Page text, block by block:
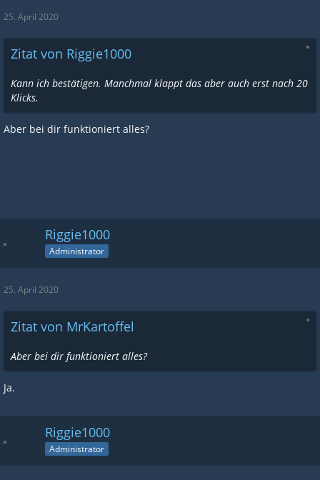
25. April 2020
Zitat von Riggie1000
Kann ich bestätigen. Manchmal klappt das aber auch erst nach 20
Klicks.
Aber bei dir funktioniert alles?
Riggie1000
Administrator
25. April 2020
Zitat von MrKartoffel
Aber bei dir funktioniert alles?
Ja.
Riggie1000
Administrator